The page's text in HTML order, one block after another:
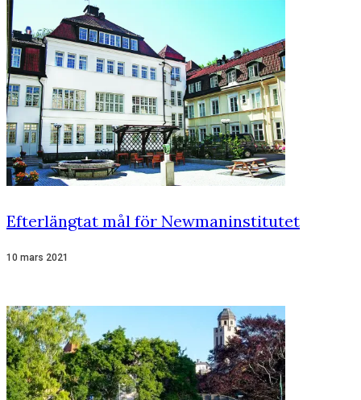
Efterlängtat mål för Newmaninstitutet
10 mars 2021